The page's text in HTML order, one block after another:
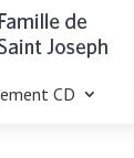
CD